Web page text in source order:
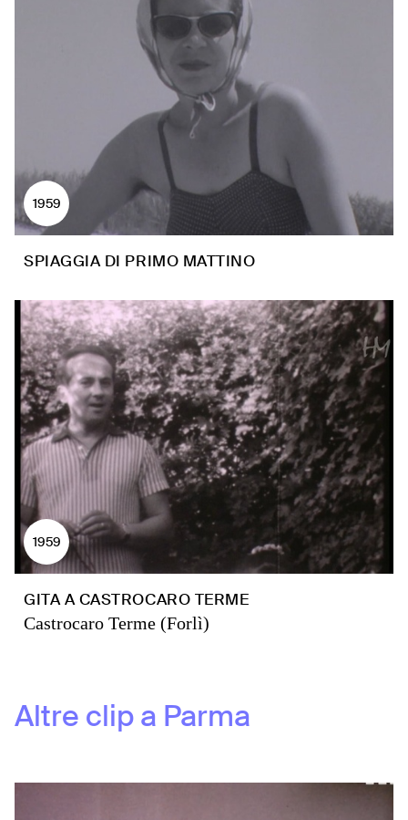
1959
SPIAGGIA DI PRIMO MATTINO
1959
GITA A CASTROCARO TERME
Castrocaro Terme (Forlì)
Altre clip a Parma